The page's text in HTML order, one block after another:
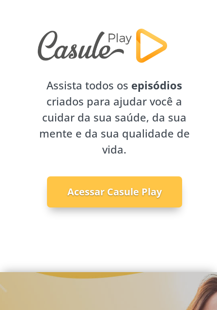
Assista todos os episódios
criados para ajudar você a
cuidar da sua saúde, da sua
mente e da sua qualidade de
vida.
Acessar Casule Play